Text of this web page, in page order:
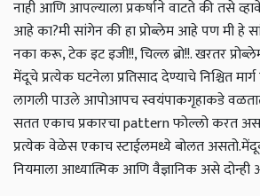
नाही आणि आपल्याला प्रकर्षाने वाटते की तसे
आहे का?मी सांगेन की हा प्रोब्लेम आहे पण मी हे
नका करू, टेक इट इजी!!, चिल्ल ब्रो!!. खरतर
मेंदूचे प्रत्येक घटनेला प्रतिसाद देण्याचे निश्चित
लागली पाउले आपोआपच स्वयंपाकगृहाकडे
सतत एकाच प्रकारचा pattern फोल्लो करत
प्रत्येक वेळेस एकाच स्टाईलमध्ये बोलत असतो.
नियमाला आध्यात्मिक आणि वैज्ञानिक असे